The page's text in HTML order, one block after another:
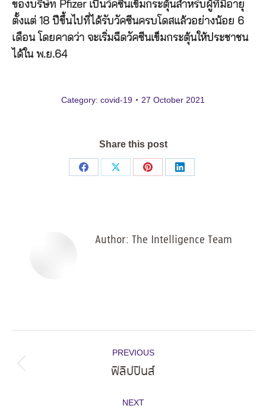
ของบริษัท Pfizer เป็นวัคซีนเข็มกระตุ้นสำหรับผู้ที่มีอายุ
ตั้งแต่ 18 ปีขึ้นไปที่ได้รับวัคซีนครบโดสแล้วอย่างน้อย 6
เดือน โดยคาดว่า จะเริ่มฉีดวัคซีนเข็มกระตุ้นให้ประชาชน
ได้ใน พ.ย.64
Category: covid-19 27 October 2021
Share this post
Share
Share
Share
Share
Author: The Intelligence Team
navigation
PREVIOUS
Previous
ฟิลิปปินส์
NEXT